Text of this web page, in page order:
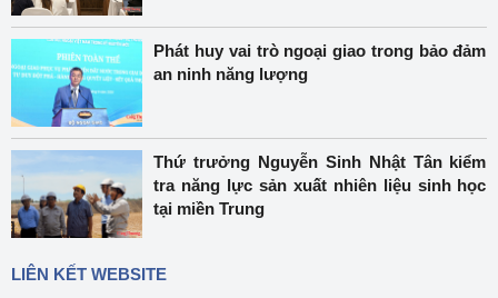
Phát huy vai trò ngoại giao trong bảo đảm
an ninh năng lượng
Thứ trưởng Nguyễn Sinh Nhật Tân kiểm
tra năng lực sản xuất nhiên liệu sinh học
tại miền Trung
LIÊN KẾT WEBSITE